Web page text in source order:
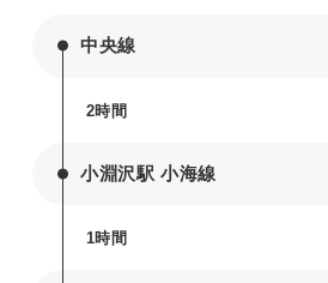
中央線
2時間
小淵沢駅 小海線
1時間